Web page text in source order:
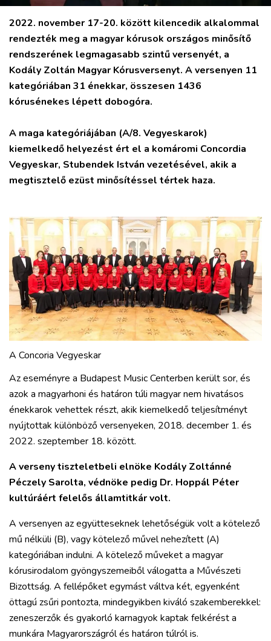
2022. november 17-20. között kilencedik alkalommal
rendezték meg a magyar kórusok országos minősítő
rendszerének legmagasabb szintű versenyét, a
Kodály Zoltán Magyar Kórusversenyt. A versenyen 11
kategóriában 31 énekkar, összesen 1436
kórusénekes lépett dobogóra.
A maga kategóriájában (A/8. Vegyeskarok)
kiemelkedő helyezést ért el a komáromi Concordia
Vegyeskar, Stubendek István vezetésével, akik a
megtisztelő ezüst minősítéssel tértek haza.
A Concoria Vegyeskar
Az eseményre a Budapest Music Centerben került sor, és
azok a magyarhoni és határon túli magyar nem hivatásos
énekkarok vehettek részt, akik kiemelkedő teljesítményt
nyújtottak különböző versenyeken, 2018. december 1. és
2022. szeptember 18. között.
A verseny tiszteletbeli elnöke Kodály Zoltánné
Péczely Sarolta, védnöke pedig Dr. Hoppál Péter
kultúráért felelős államtitkár volt.
A versenyen az együtteseknek lehetőségük volt a kötelező
mű nélküli (B), vagy kötelező művel nehezített (A)
kategóriában indulni. A kötelező műveket a magyar
kórusirodalom gyöngyszemeiből válogatta a Művészeti
Bizottság. A fellépőket egymást váltva két, egyenként
öttagú zsűri pontozta, mindegyikben kiváló szakemberekkel:
zeneszerzők és gyakorló karnagyok kaptak felkérést a
munkára Magyarországról és határon túlról is.